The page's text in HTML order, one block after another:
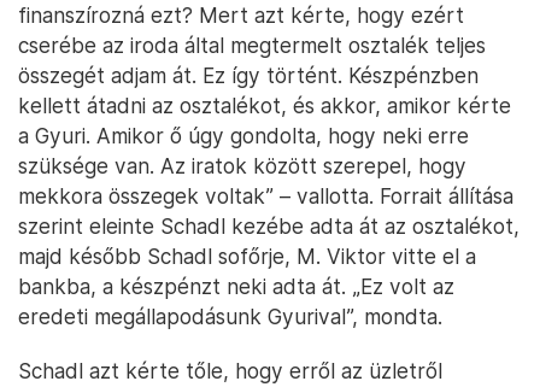
finanszírozná ezt? Mert azt kérte, hogy ezért
cserébe az iroda által megtermelt osztalék teljes
összegét adjam át. Ez így történt. Készpénzben
kellett átadni az osztalékot, és akkor, amikor kérte
a Gyuri. Amikor ő úgy gondolta, hogy neki erre
szüksége van. Az iratok között szerepel, hogy
mekkora összegek voltak” – vallotta. Forrait állítása
szerint eleinte Schadl kezébe adta át az osztalékot,
majd később Schadl sofőrje, M. Viktor vitte el a
bankba, a készpénzt neki adta át. „Ez volt az
eredeti megállapodásunk Gyurival”, mondta.
Schadl azt kérte tőle, hogy erről az üzletről